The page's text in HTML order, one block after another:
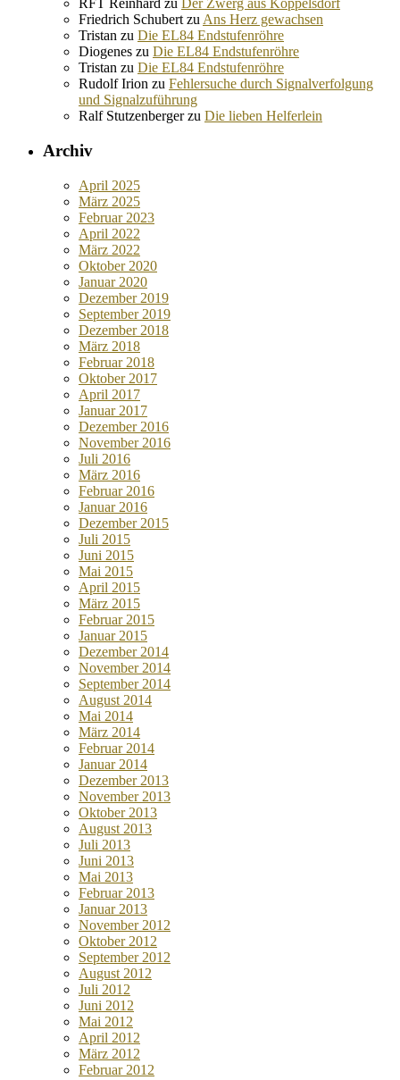
RFT Reinhard zu Der Zwerg aus Köppelsdorf
Friedrich Schubert zu Ans Herz gewachsen
Tristan zu Die EL84 Endstufenröhre
Diogenes zu Die EL84 Endstufenröhre
Tristan zu Die EL84 Endstufenröhre
Rudolf Irion zu Fehlersuche durch Signalverfolgung
und Signalzuführung
Ralf Stutzenbergerzu Die lieben Helferlein
Archiv
April 2025
März 2025
Februar 2023
April 2022
März 2022
Oktober 2020
Januar 2020
Dezember 2019
September 2019
Dezember 2018
März 2018
Februar 2018
Oktober 2017
April 2017
Januar 2017
Dezember 2016
November 2016
Juli 2016
März 2016
Februar 2016
Januar 2016
Dezember 2015
Juli 2015
Juni 2015
Mai 2015
April 2015
März 2015
Februar 2015
Januar 2015
Dezember 2014
November 2014
September 2014
August 2014
Mai 2014
März 2014
Februar 2014
Januar 2014
Dezember 2013
November 2013
Oktober 2013
August 2013
Juli 2013
Juni 2013
Mai 2013
Februar 2013
Januar 2013
November 2012
Oktober 2012
September 2012
August 2012
Juli 2012
Juni 2012
Mai 2012
April 2012
März 2012
Februar 2012